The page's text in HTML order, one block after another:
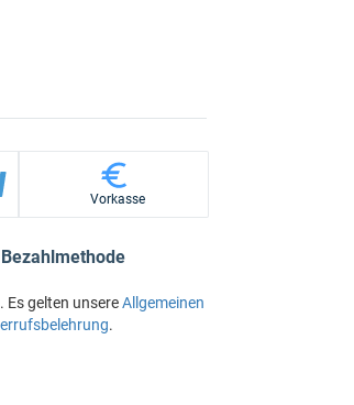
Vorkasse
gelten unsereAllgemeinen
.